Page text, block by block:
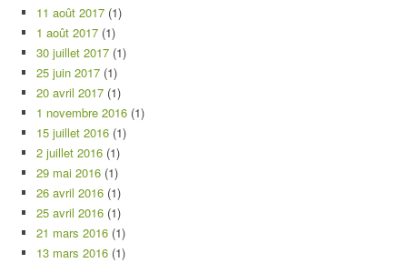
11 août 2017 (1)
1 août 2017 (1)
30 juillet 2017 (1)
25 juin 2017 (1)
20 avril 2017 (1)
1 novembre 2016 (1)
15 juillet 2016 (1)
2 juillet 2016 (1)
29 mai 2016 (1)
26 avril 2016 (1)
25 avril 2016 (1)
21 mars 2016 (1)
13 mars 2016 (1)